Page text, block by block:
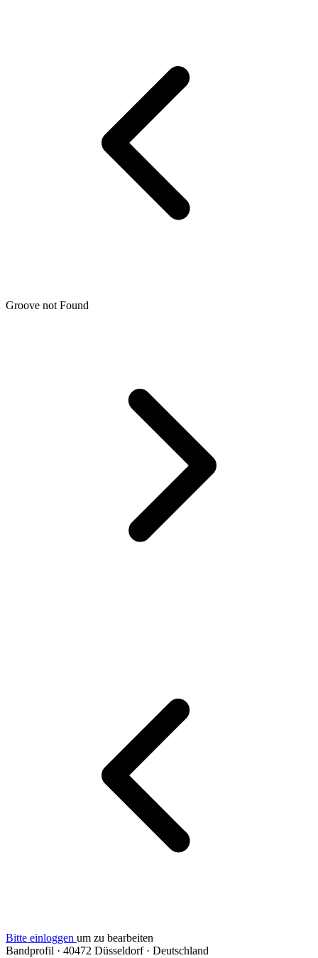
Groove not Found
Bitte einloggen um zu bearbeiten
Bandprofil · 40472 Düsseldorf · Deutschland